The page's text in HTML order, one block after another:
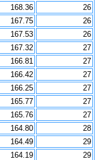
168.36
26
167.75
26
167.53
26
167.32
27
166.81
27
166.42
27
166.25
27
165.77
27
165.76
27
164.80
28
164.49
29
164.19
29